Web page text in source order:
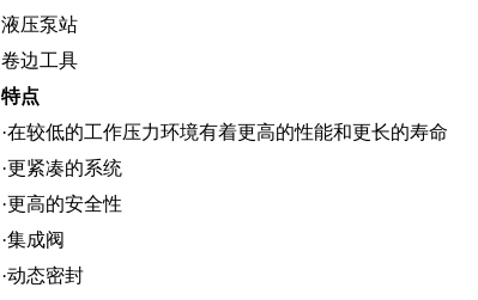
液压泵站
卷边工具
特点
·在较低的工作压力环境有着更高的性能和更长的寿命
·更紧凑的系统
·更高的安全性
·集成阀
·动态密封